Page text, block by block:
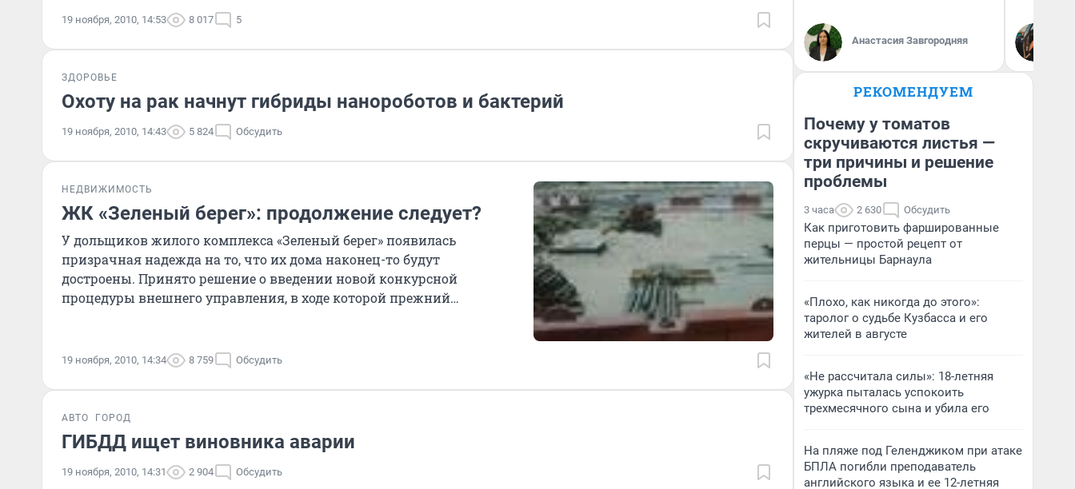
19 ноября, 2010, 14:53 8 017 5
ЗДОРОВЬЕ
Охоту на рак начнут гибриды нанороботов и бактерий
19 ноября, 2010, 14:43 5 824 Обсудить
НЕДВИЖИМОСТЬ
ЖК «Зеленый берег»: продолжение следует?
У дольщиков жилого комплекса «Зеленый берег» появилась
призрачная надежда на то, что их дома наконец-то будут
достроены. Принято решение о введении новой конкурсной
процедуры внешнего управления, в ходе которой прежний
19 ноября, 2010, 14:34 8 759 Обсудить
АВТО ГОРОД
ГИБДД ищет виновника аварии
19 ноября, 2010, 14:31 2 904 Обсудить
Анастасия Завгородняя
РЕКОМЕНДУЕМ
Почему у томатов
скручиваются листья —
три причины и решение
проблемы
3 часа 2 630 Обсудить
Как приготовить фаршированные
перцы — простой рецепт от
жительницы Барнаула
«Плохо, как никогда до этого»:
таролог о судьбе Кузбасса и его
жителей в августе
«Не рассчитала силы»: 18-летняя
ужурка пыталась успокоить
трехмесячного сына и убила его
На пляже под Геленджиком при атаке
БПЛА погибли преподаватель
английского языка и ее 12-летняя